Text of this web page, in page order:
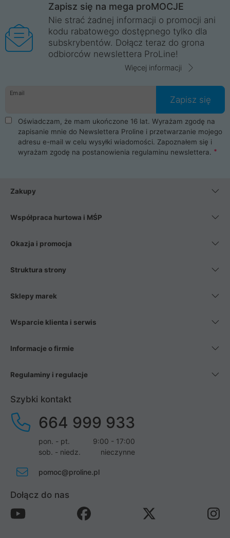
Wrocław, Poznań, Legnica, Katowice, Gliwice, Kalisz, Bytom,
Trzebnica, Opole. Szybka i profesjonalna obsługa!
ProLine to polska firma ze 100% polskim kapitałem. Działamy
legalnie i płacimy podatki w naszym kraju! Posiadamy siedzibę
główną w Mirkowie oraz salony na terenie kraju. Cała
komunikacja ze sklepem komputerowym ProLine jest
danych osobowych. Dlatego zakup notebooka albo laptopa w
ProLine to czysta przyjemność i pełne bezpieczeństwo.
Zaopatrzysz się u nas w akcesoria i części komputerowe
takie jak procesory, karty graficzne, płyty główne, pamięci,
dyski SSD, M.2 oraz HDD. Nasi pracownicy pomogą Ci wybrać
najlepszy zasilacz komputerowy oraz obudowę do komputera.
Poza komputerami mamy również najlepsze na rynku
Smartfony takich producentów jak Xiaomi, Apple, Samsung i
wentylatory. Na koniec mając już to wszystko, możesz
Zapisz się na mega proMOCJE
Nie strać żadnej informacji o promocji ani
kodu rabatowego dostępnego tylko dla
subskrybentów. Dołącz teraz do grona
odbiorców newslettera ProLine!
Więcej informacji
Email
Zapisz się
Oświadczam, że mam ukończone 16 lat. Wyrażam zgodę na
zapisanie mnie do Newslettera Proline i przetwarzanie mojego
adresu e-mail w celu wysyłki wiadomości. Zapoznałem się i
wyrażam zgodę na postanowienia regulaminu newslettera.
Zakupy
Współpraca hurtowa i MŚP
Okazja i promocja
Struktura strony
Sklepy marek
Wsparcie klienta i serwis
Informacje o firmie
Regulaminy i regulacje
Szybki kontakt
664 999 933
pon. - pt.
9:00 - 17:00
sob. - niedz.
nieczynne
pomoc@proline.pl
Dołącz do nas